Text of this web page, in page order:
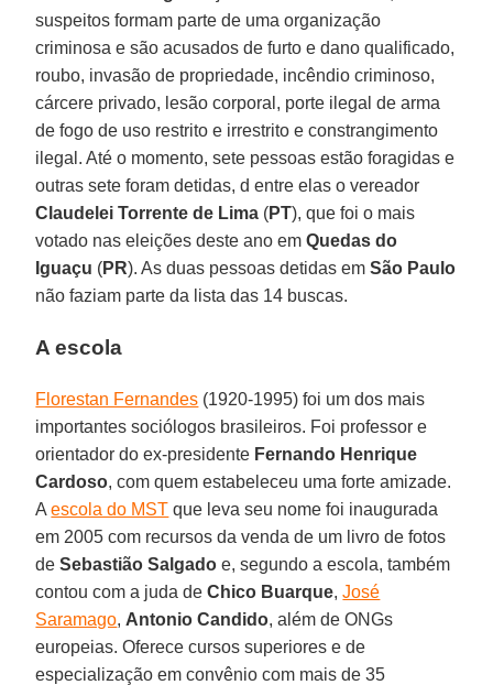
suspeitos formam parte de uma organização
criminosa e são acusados de furto e dano qualificado,
roubo, invasão de propriedade, incêndio criminoso,
cárcere privado, lesão corporal, porte ilegal de arma
de fogo de uso restrito e irrestrito e constrangimento
ilegal. Até o momento, sete pessoas estão foragidas e
outras sete foram detidas, d entre elas o vereador
Claudelei Torrente de Lima (PT), que foi o mais
votado nas eleições deste ano emQuedas do
Iguaçu (PR). As duas pessoas detidas emSão Paulo
não faziam parte da lista das 14 buscas.
A escola
Florestan Fernandes (1920-1995) foi um dos mais
importantes sociólogos brasileiros. Foi professor e
orientador do ex-presidente Fernando Henrique
Cardoso, com quem estabeleceu uma forte amizade.
Aescola do MST que leva seu nome foi inaugurada
em 2005 com recursos da venda de um livro de fotos
deSebastião Salgado e, segundo a escola, também
contou com a juda deChico Buarque,José
Saramago, Antonio Candido, além de ONGs
europeias. Oferece cursos superiores e de
especialização em convênio com mais de 35